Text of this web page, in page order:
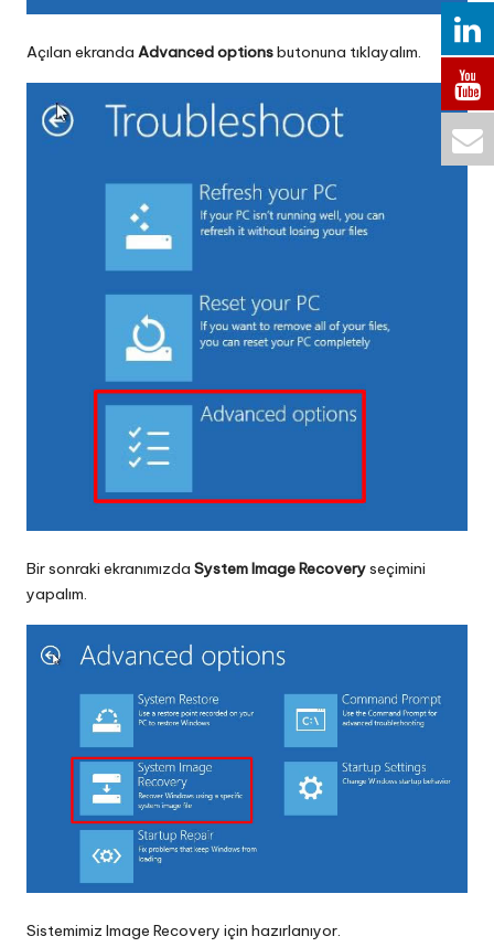
Açılan ekranda Advanced optionsbutonuna tıklayalım.
Bir sonraki ekranımızda System Image Recoveryseçimini
yapalım.
Sistemimiz Image Recovery için hazırlanıyor.